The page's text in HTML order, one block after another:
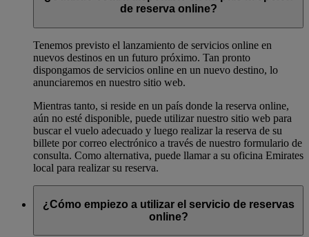
de reserva online?
Tenemos previsto el lanzamiento de servicios online en
nuevos destinos en un futuro próximo. Tan pronto
dispongamos de servicios online en un nuevo destino, lo
anunciaremos en nuestro sitio web.
Mientras tanto, si reside en un país donde la reserva online,
aún no esté disponible, puede utilizar nuestro sitio web para
buscar el vuelo adecuado y luego realizar la reserva de su
billete por correo electrónico a través de nuestro formulario de
consulta. Como alternativa, puede llamar a su oficina Emirates
local para realizar su reserva.
¿Cómo empiezo a utilizar el servicio de reservas
online?